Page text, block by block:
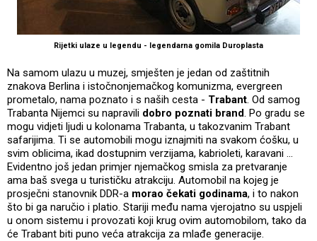
Rijetki ulaze u legendu - legendarna gomila Duroplasta
Na samom ulazu u muzej, smješten je jedan od zaštitnih
znakova Berlina i istočnonjemačkog komunizma, evergreen
prometalo, nama poznato i s naših cesta - Trabant. Od samog
Trabanta Nijemci su napravili dobro poznati brand. Po gradu se
mogu vidjeti ljudi u kolonama Trabanta, u takozvanim Trabant
safarijima. Ti se automobili mogu iznajmiti na svakom ćošku, u
svim oblicima, ikad dostupnim verzijama, kabrioleti, karavani ...
Evidentno još jedan primjer njemačkog smisla za pretvaranje
ama baš svega u turističku atrakciju. Automobil na kojeg je
prosječni stanovnik DDR-a morao čekati godinama, i to nakon
što bi ga naručio i platio. Stariji među nama vjerojatno su uspjeli
u onom sistemu i provozati koji krug ovim automobilom, tako da
će Trabant biti puno veća atrakcija za mlađe generacije.